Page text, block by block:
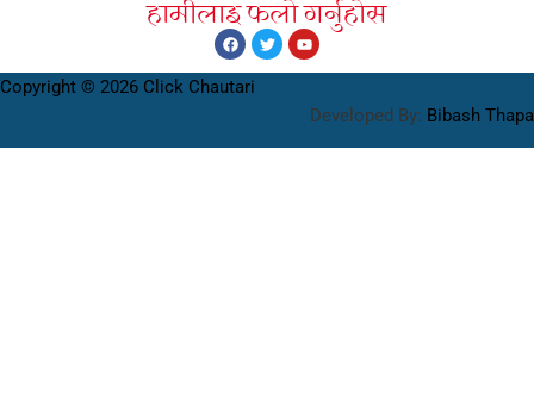
हामीलाइ फलाे गर्नुहाेस
Copyright © 2026 Click Chautari
Developed By: Bibash Thapa